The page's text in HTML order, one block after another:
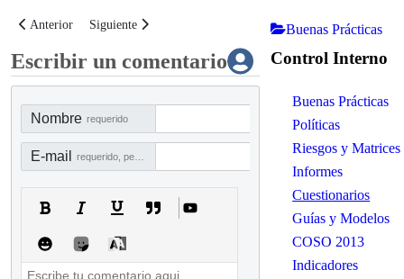
Artículo anterior: Lista de verificación de los componentes de COSO III
Anterior Artículo siguiente: Lista de chequeo para la identificación de
Siguiente
Escribir un comentario
Nombre requerido
E-mail
Buenas Prácticas
Control Interno
Buenas Prácticas
Políticas
Riesgos y Matrices
Informes
Cuestionarios
Guías y Modelos
COSO 2013
Indicadores